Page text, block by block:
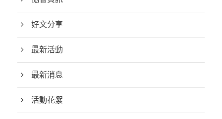
好文分享
最新活動
最新消息
活動花絮